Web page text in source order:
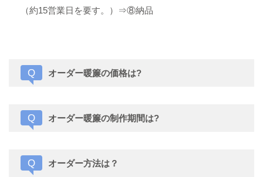
（約15営業日を要す。）⇒⑧納品
Q オーダー暖簾の価格は?
Q オーダー暖簾の制作期間は?
Q オーダー方法は？